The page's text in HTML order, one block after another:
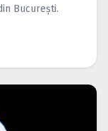
Bucureşti.